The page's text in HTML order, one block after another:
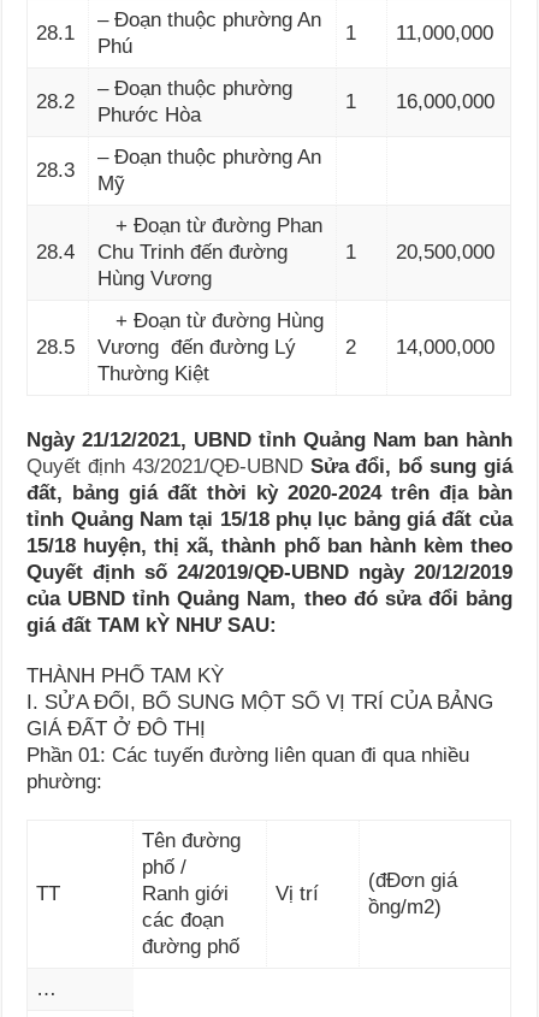
28.1
– Đoạn thuộc phường An
Phú
1 11,000,000
28.2
– Đoạn thuộc phường
Phước Hòa
1 16,000,000
28.3
– Đoạn thuộc phường An
Mỹ
28.4
+ Đoạn từ đường Phan
Chu Trinh đến đường
Hùng Vương
1 20,500,000
28.5
+ Đoạn từ đường Hùng
Vương đến đường Lý
Thường Kiệt
2 14,000,000
Ngày 21/12/2021, UBND tỉnh Quảng Nam ban hành
Quyết định 43/2021/QĐ-UBND Sửa đổi, bổ sung giá
đất, bảng giá đất thời kỳ 2020-2024 trên địa bàn
tỉnh Quảng Nam tại 15/18 phụ lục bảng giá đất của
15/18 huyện, thị xã, thành phố ban hành kèm theo
Quyết định số 24/2019/QĐ-UBND ngày 20/12/2019
của UBND tỉnh Quảng Nam, theo đó sửa đổi bảng
giá đất TAM kỲ NHƯ SAU:
THÀNH PHỐ TAM KỲ
I. SỬA ĐỔI, BỔ SUNG MỘT SỐ VỊ TRÍ CỦA BẢNG
GIÁ ĐẤT Ở ĐÔ THỊ
Phần 01: Các tuyến đường liên quan đi qua nhiều
phường:
TT
Tên đường
phố /
Ranh giới
các đoạn
đường phố
Vị trí
(đĐơn giá
ồng/m2)
…